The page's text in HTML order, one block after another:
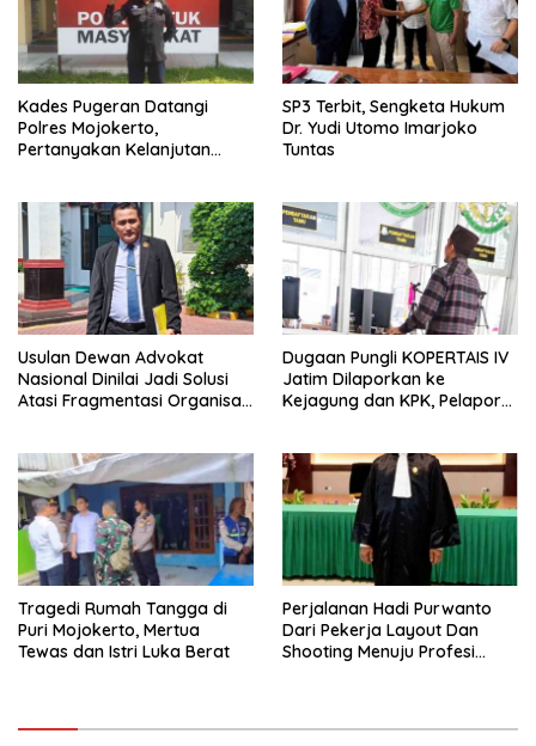
Kades Pugeran Datangi
Polres Mojokerto,
Pertanyakan Kelanjutan
SP3 Terbit, Sengketa Hukum
Dr. Yudi Utomo Imarjoko
Tuntas
Usulan Dewan Advokat
Nasional Dinilai Jadi Solusi
Atasi Fragmentasi Organisasi
Dugaan Pungli KOPERTAIS IV
Jatim Dilaporkan ke
Kejagung dan KPK, Pelapor
Tragedi Rumah Tangga di
Puri Mojokerto, Mertua
Tewas dan Istri Luka Berat
Perjalanan Hadi Purwanto
Dari Pekerja Layout Dan
Shooting Menuju Profesi